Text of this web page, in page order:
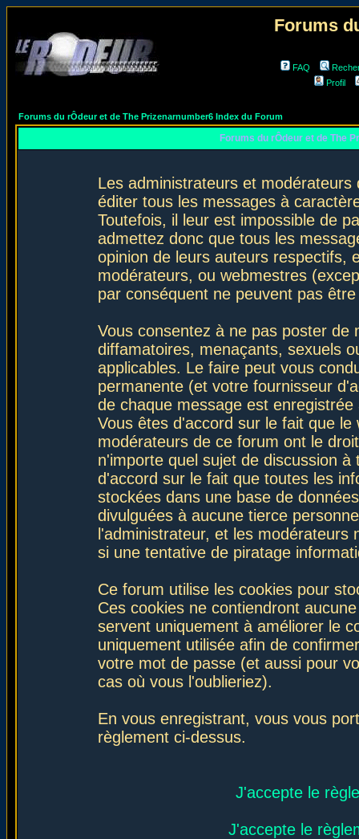
Forums
FAQ
Profil
Forums du rÔdeur et de The Prizenarnumber6 Index du Forum
Forums du rÔdeur et de The
Les administrateurs et
éditer tous les messages à
Toutefois, il leur est impossible de
admettez donc que tous les
opinion de leurs auteurs respectifs,
modérateurs, ou webmestres
par conséquent ne peuvent pas
Vous consentez à ne pas poster de
diffamatoires, menaçants, sexuels
applicables. Le faire peut vous
permanente (et votre fournisseur
de chaque message est
Vous êtes d'accord sur le fait que
modérateurs de ce forum ont le
n'importe quel sujet de discussion
d'accord sur le fait que toutes les
stockées dans une base de
divulguées à aucune tierce
l'administrateur, et les
si une tentative de piratage
Ce forum utilise les cookies pour
Ces cookies ne contiendront
servent uniquement à améliorer le
uniquement utilisée afin de
votre mot de passe (et aussi pour
cas où vous l'oublieriez).
En vous enregistrant, vous vous
règlement ci-dessus.
J'accepte le
J'accepte le